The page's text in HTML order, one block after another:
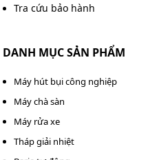
Cút nối nhanh: Giúp kết
dễ dàng, nhanh chóng,
Đầu lọc rác: Bảo vệ máy
Tra cứu bảo hành
DANH MỤC SẢN PHẨM
Máy hút bụi công nghiệp
Máy chà sàn
Máy rửa xe
Tháp giải nhiệt